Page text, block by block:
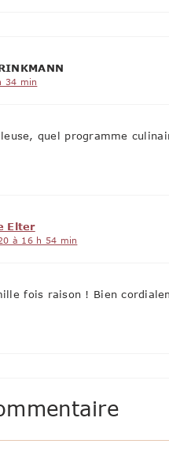
34 min
quel programme
Elter
à 16 h 54 min
fois raison ! Bien